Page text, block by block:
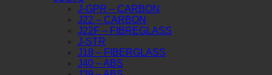
J-GPR – CARBON
J22 – CARBON
J22F – FIBREGLASS
J-STR
J18 – FIBERGLASS
J40 – ABS